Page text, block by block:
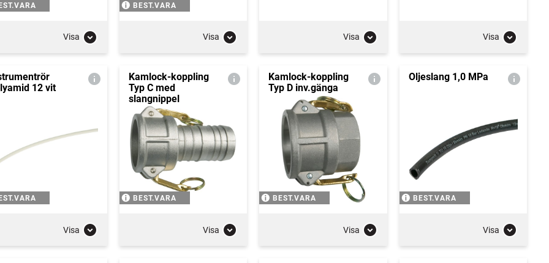
Visa
BEST.VARA
Visa Visa Visa
12 vit
Visa
Kamlock-koppling
Typ C med
slangnippel
BEST.VARA
Visa
Kamlock-koppling
Typ D inv.gänga
BEST.VARA
Visa
Oljeslang 1,0 MPa
BEST.VARA
Visa